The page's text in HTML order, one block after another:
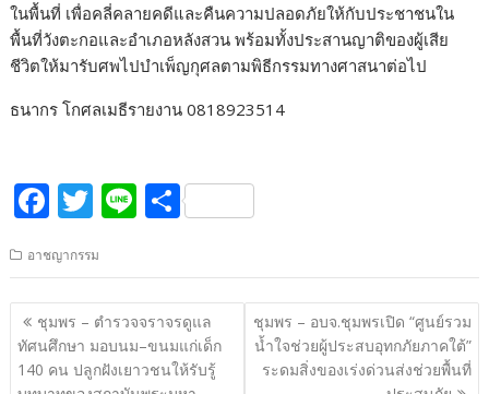
ในพื้นที่ เพื่อคลี่คลายคดีและคืนความปลอดภัยให้กับประชาชนใน
พื้นที่วังตะกอและอำเภอหลังสวน พร้อมทั้งประสานญาติของผู้เสีย
ชีวิตให้มารับศพไปบำเพ็ญกุศลตามพิธีกรรมทางศาสนาต่อไป
ธนากร โกศลเมธีรายงาน 0818923514
F
e
b
o
o
T
itt
er
Li
e
S
ar
e
อาชญากรรม
แนะแนว
เรื่อง
ชุมพร – ตำรวจจราจรดูแล
ทัศนศึกษา มอบนม–ขนมแก่เด็ก
140 คน ปลูกฝังเยาวชนให้รับรู้
ชุมพร – อบจ.ชุมพรเปิด “ศูนย์รวม
น้ำใจช่วยผู้ประสบอุทกภัยภาคใต้”
ระดมสิ่งของเร่งด่วนส่งช่วยพื้นที่